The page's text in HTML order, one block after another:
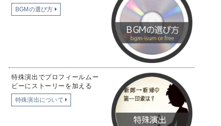
BGMの選び方
特殊演出でプロフィールムー
ビーにストーリーを加える
特殊演出について